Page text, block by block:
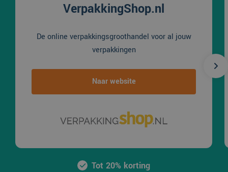
VerpakkingShop.nl
De online verpakkingsgroothandel voor al jouw
verpakkingen
Naar website
Tot 20% korting